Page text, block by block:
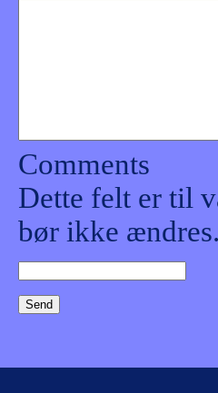
Comments
Dette felt er til
bør ikke ændres.